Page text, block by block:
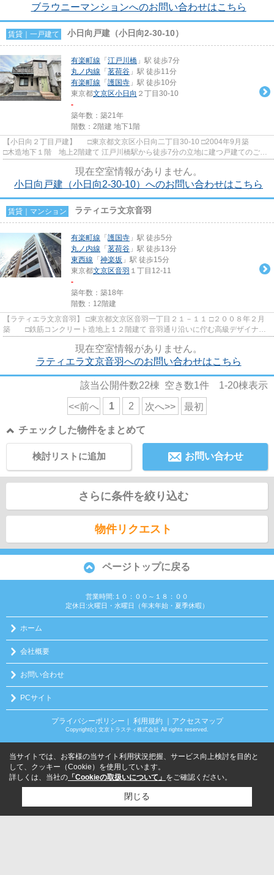
ブラウニーマンションへのお問い合わせはこちら
賃貸｜一戸建て 小日向戸建（小日向2-30-10）
有楽町線 「 江戸川橋 」駅 徒歩7分
丸ノ内線 「 茗荷谷 」駅 徒歩11分
有楽町線 「 護国寺 」駅 徒歩10分
東京都文京区小日向 ２丁目30-10
-
築年数：築21年
階数：2階建 地下1階
【小日向２丁目戸建】 □東京都文京区小日向二丁目30-10 □2004年9月築
□木造地下１階 地上2階建て 江戸川橋駅から徒歩7分の立地に建つ戸建てのご紹
現在空室情報がありません。
小日向戸建（小日向2-30-10）へのお問い合わせはこちら
賃貸｜マンション ラティエラ文京音羽
有楽町線 「 護国寺 」駅 徒歩5分
丸ノ内線 「 茗荷谷 」駅 徒歩13分
東西線 「 神楽坂 」駅 徒歩15分
東京都文京区音羽 １丁目12-11
-
築年数：築18年
階数：12階建
【ラティエラ文京音羽】 □東京都文京区音羽一丁目２１－１１ □２００８年２月
築 □鉄筋コンクリート造地上１２階建て 音羽通り沿いに佇む高級デザイナー
現在空室情報がありません。
ラティエラ文京音羽へのお問い合わせはこちら
該当公開件数22棟 空き数1件 1-20棟表示
<<前へ 1 2 次へ>> 最初
チェックした物件をまとめて
お問い合わせ
検討リストに追加
さらに条件を絞り込む
物件リクエスト
ページトップに戻る
営業時間:１０：００～１８：００
定休日:火曜日・水曜日（年末年始・夏季休暇）
ホーム
会社概要
お問い合わせ
PCサイト
プライバシーポリシー ｜ 利用規約 ｜アクセスマップ
Copyright(c) 文京トラスティ株式会社 All rights reserved.
当サイトでは、お客様の当サイト利用状況把握、サービス向上検討を目的と
して、クッキー（Cookie）を使用しています。
詳しくは、当社の 「Cookieの取扱いについて」 をご確認ください。
閉じる